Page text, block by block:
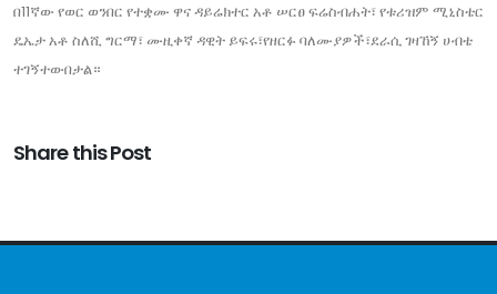
በ11ኛው የወር ወንበር የተቋሙ ዋና ዳይሬክተር አቶ ሠርፀ ፍሬስብሐት፣ የቱሪዝም ሚኒስቴር
ዴኤታ አቶ ስለሺ ግርማ፣ ሙዚቀኛ ዳዊት ይፍሩ፣የዘርፉ ባለሙያዎች፣ደራሲ ገዛኸኝ ሀብቴ
ተገኝተውበታል።
Share this Post